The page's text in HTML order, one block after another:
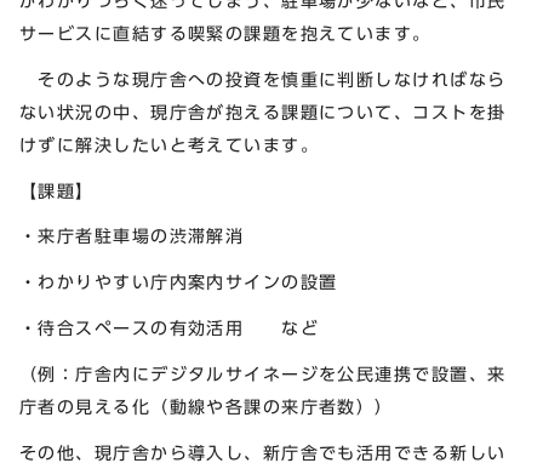
サービスに直結する喫緊の課題を抱えています。
そのような現庁舎への投資を慎重に判断しなければなら
ない状況の中、現庁舎が抱える課題について、コストを掛
けずに解決したいと考えています。
【課題】
・来庁者駐車場の渋滞解消
・わかりやすい庁内案内サインの設置
・待合スペースの有効活用 など
（例：庁舎内にデジタルサイネージを公民連携で設置、来
庁者の見える化（動線や各課の来庁者数））
その他、現庁舎から導入し、新庁舎でも活用できる新しい